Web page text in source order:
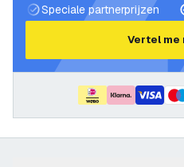
Speciale partnerprijzen
Vertel me